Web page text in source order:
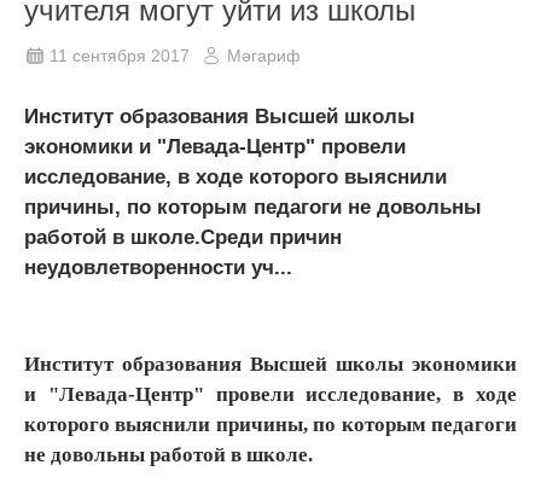
учителя могут уйти из школы
11 сентября 2017 Мәгариф
Институт образования Высшей школы
экономики и "Левада-Центр" провели
исследование, в ходе которого выяснили
причины, по которым педагоги не довольны
работой в школе.Среди причин
неудовлетворенности уч...
Институт образования Высшей школы экономики
и "Левада-Центр" провели исследование, в ходе
которого выяснили причины, по которым педагоги
не довольны работой в школе.